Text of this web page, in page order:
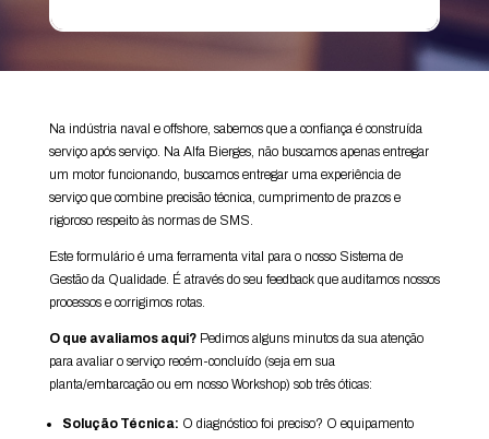
Na indústria naval e offshore, sabemos que a confiança é construída
serviço após serviço. Na Alfa Bierges, não buscamos apenas entregar
um motor funcionando, buscamos entregar uma experiência de
serviço que combine precisão técnica, cumprimento de prazos e
rigoroso respeito às normas de SMS.
Este formulário é uma ferramenta vital para o nosso Sistema de
Gestão da Qualidade. É através do seu feedback que auditamos nossos
processos e corrigimos rotas.
O que avaliamos aqui?Pedimos alguns minutos da sua atenção
para avaliar o serviço recém-concluído (seja em sua
planta/embarcação ou em nosso Workshop) sob três óticas:
Solução Técnica: O diagnóstico foi preciso? O equipamento